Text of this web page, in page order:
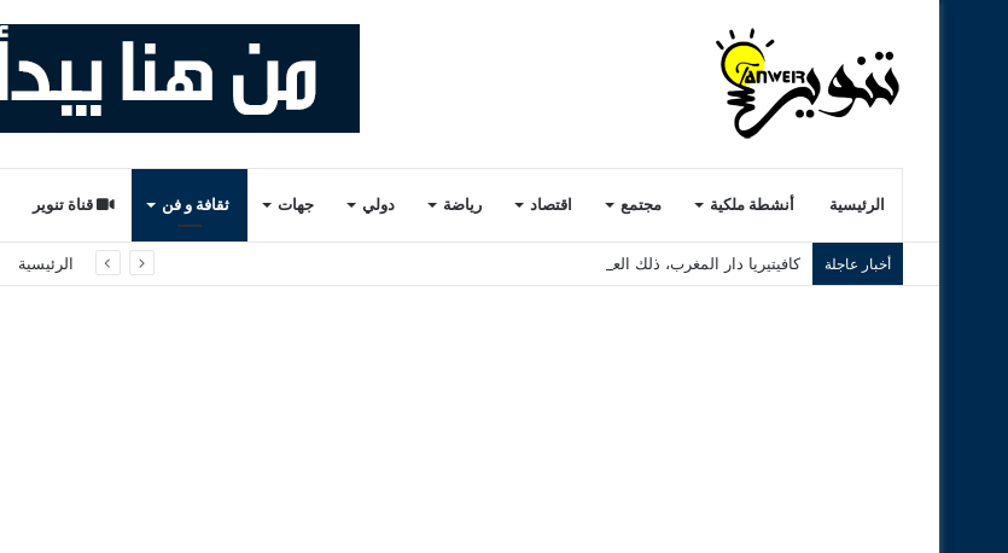
الرئيسية أنشطة ملكية مجتمع اقتصاد رياضة دولي جهات ثقافة و فن قناة تنوير
أخبار عاجلة كافيتيريا دار المغرب، ذلك العشب الرديء..! ( الجزء الثاني والأخير). ذ. عبدالواحد حمزة. الرئيسية